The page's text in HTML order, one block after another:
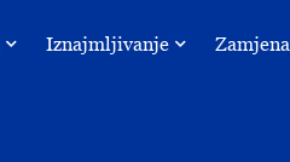
Iznajmljivanje Zamjena